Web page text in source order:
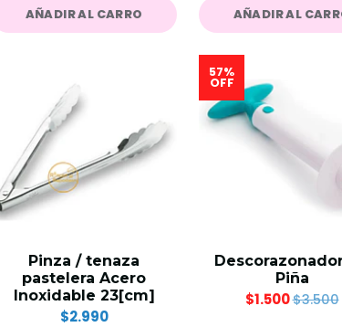
AÑADIR AL CARRO AÑADIR AL
Pinza / tenaza
pastelera Acero
Inoxidable 23[cm]
$2.990
57%
OFF
Piña
$1.500$3.500